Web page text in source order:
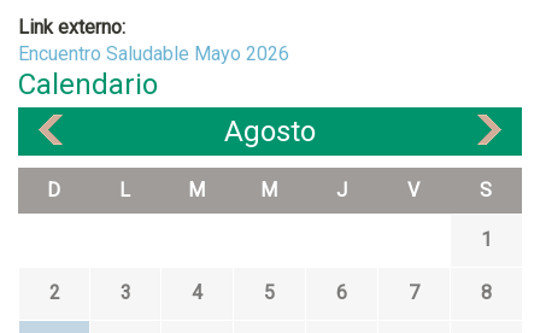
Link externo:
Encuentro Saludable Mayo 2026
Calendario
Agosto
D L M M J V S
1
2 3 4 5 6 7 8